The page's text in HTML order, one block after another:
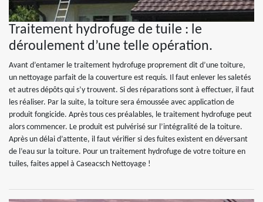
Traitement hydrofuge de tuile : le
déroulement d’une telle opération.
Avant d’entamer le traitement hydrofuge proprement dit d’une toiture,
un nettoyage parfait de la couverture est requis. Il faut enlever les saletés
et autres dépôts qui s’y trouvent. Si des réparations sont à effectuer, il faut
les réaliser. Par la suite, la toiture sera émoussée avec application de
produit fongicide. Après tous ces préalables, le traitement hydrofuge peut
alors commencer. Le produit est pulvérisé sur l’intégralité de la toiture.
Après un délai d’attente, il faut vérifier si des fuites existent en déversant
de l’eau sur la toiture. Pour un traitement hydrofuge de votre toiture en
tuiles, faites appel à Caseacsch Nettoyage !